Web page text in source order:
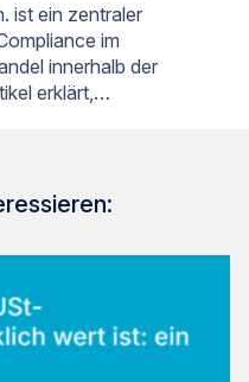
ist ein zentraler
im
innerhalb der
erklärt,…